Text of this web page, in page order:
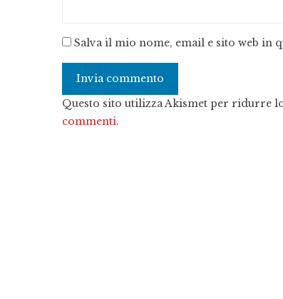
Salva il mio nome, email e sito web in
Questo sito utilizza Akismet per ridurre
commenti.